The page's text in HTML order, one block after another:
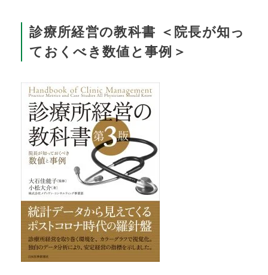
診療所経営の教科書 ＜院長が知っ
ておくべき数値と事例＞